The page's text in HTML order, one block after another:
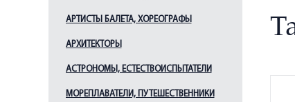
АРТИСТЫ БАЛЕТА, ХОРЕОГРАФЫ
АРХИТЕКТОРЫ
АСТРОНОМЫ, ЕСТЕСТВОИСПЫТАТЕЛИ
МОРЕПЛАВАТЕЛИ, ПУТЕШЕСТВЕННИКИ